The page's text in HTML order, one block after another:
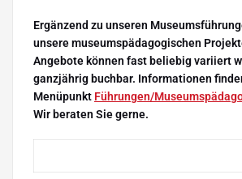
Ergänzend zu unseren
unsere museumspädagogischen
Angebote können fast beliebig variiert
ganzjährig buchbar. Informationen
Menüpunkt Führungen/
Wir beraten Sie gerne.